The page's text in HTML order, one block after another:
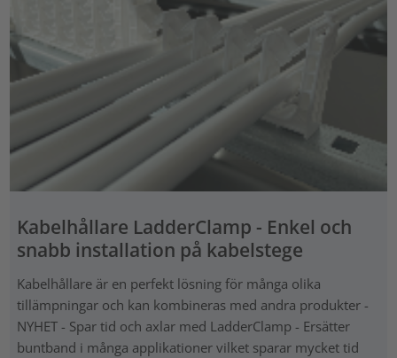
Kabelhållare LadderClamp - Enkel och
snabb installation på kabelstege
Kabelhållare är en perfekt lösning för många olika
tillämpningar och kan kombineras med andra produkter -
NYHET - Spar tid och axlar med LadderClamp - Ersätter
buntband i många applikationer vilket sparar mycket tid